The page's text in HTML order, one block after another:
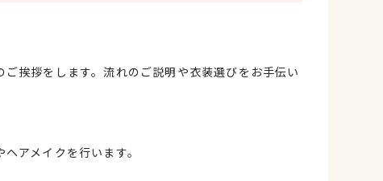
挨拶をします。流れのご説明や衣装選びをお手伝い
アメイクを行います。